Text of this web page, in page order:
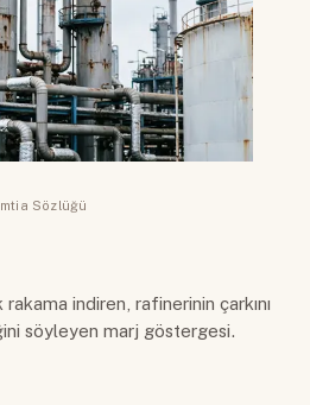
Sözlüğü
rakama indiren, rafinerinin çarkını
söyleyen marj göstergesi.